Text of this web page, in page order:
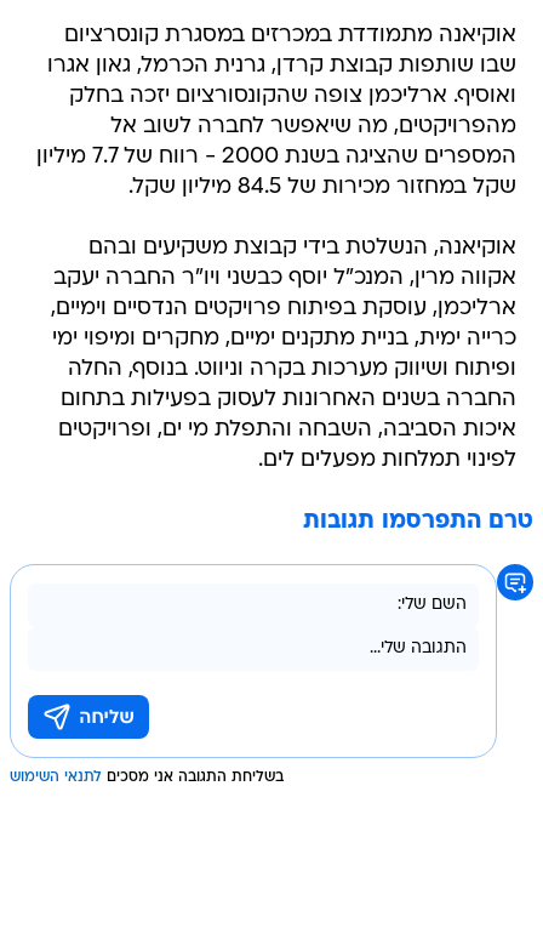
אוקיאנה מתמודדת במכרזים במסגרת קונסרציום
שבו שותפות קבוצת קרדן, גרנית הכרמל, גאון אגרו
ואוסיף. ארליכמן צופה שהקונסורציום יזכה בחלק
מהפרויקטים, מה שיאפשר לחברה לשוב אל
המספרים שהציגה בשנת 2000 - רווח של 7.7 מיליון
שקל במחזור מכירות של 84.5 מיליון שקל.
אוקיאנה, הנשלטת בידי קבוצת משקיעים ובהם
אקווה מרין, המנכ"ל יוסף כבשני ויו"ר החברה יעקב
ארליכמן, עוסקת בפיתוח פרויקטים הנדסיים וימיים,
כרייה ימית, בניית מתקנים ימיים, מחקרים ומיפוי ימי
ופיתוח ושיווק מערכות בקרה וניווט. בנוסף, החלה
החברה בשנים האחרונות לעסוק בפעילות בתחום
איכות הסביבה, השבחה והתפלת מי ים, ופרויקטים
לפינוי תמלחות מפעלים לים.
טרם התפרסמו תגובות
בשליחת התגובה אני מסכים לתנאי השימוש